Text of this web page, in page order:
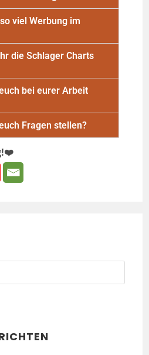
viel Werbung im
die Schlager Charts
bei eurer Arbeit
Fragen stellen?